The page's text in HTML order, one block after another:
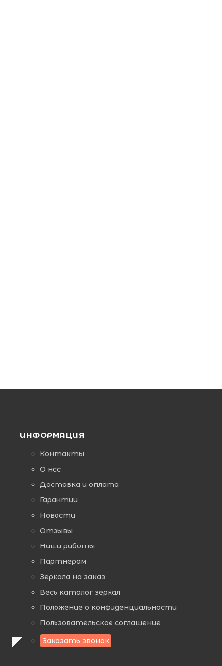
ИНФОРМАЦИЯ
Контакты
О нас
Доставка и оплата
Гарантии
Новости
Отзывы
Наши работы
Партнерам
Зеркала на заказ
Весь каталог зеркал
Положение о конфиденциальности
Пользовательское соглашение
Заказать звонок